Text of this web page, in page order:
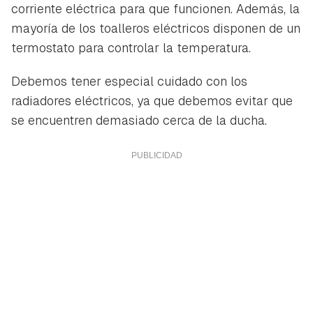
corriente eléctrica para que funcionen. Además, la
mayoría de los toalleros eléctricos disponen de un
termostato para controlar la temperatura.
Debemos tener especial cuidado con los
radiadores eléctricos, ya que debemos evitar que
se encuentren demasiado cerca de la ducha.